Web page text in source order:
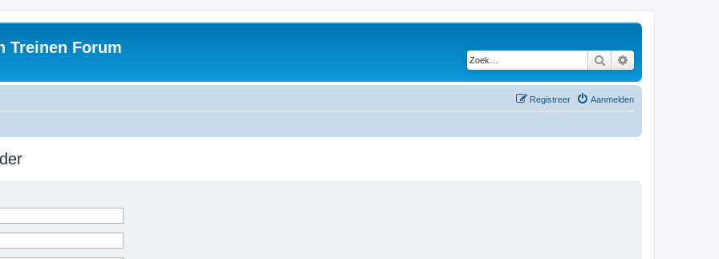
Treinen Forum
Zoek
Aanmelden
Registreer